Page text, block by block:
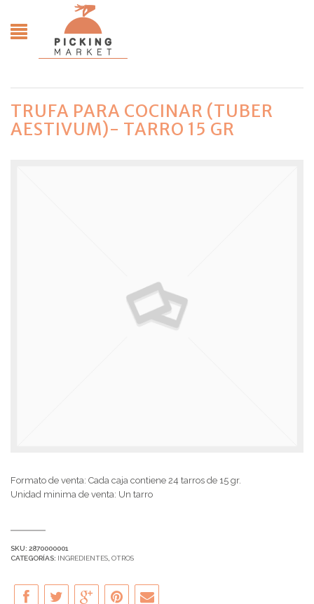
TRUFA PARA COCINAR (TUBER
AESTIVUM)- TARRO 15 GR
Formato de venta: Cada caja contiene 24 tarros de 15 gr.
Unidad minima de venta: Un tarro
SKU: 2870000001
CATEGORÍAS: INGREDIENTES OTROS